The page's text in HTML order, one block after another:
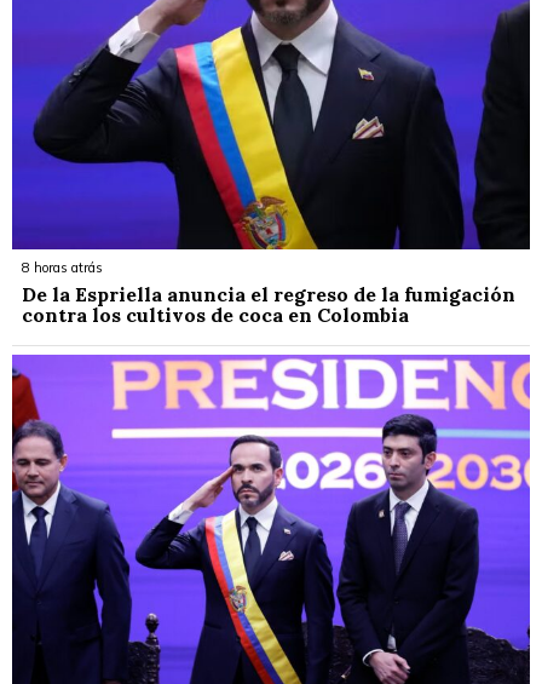
8 horas atrás
De la Espriella anuncia el regreso de la fumigación
contra los cultivos de coca en Colombia